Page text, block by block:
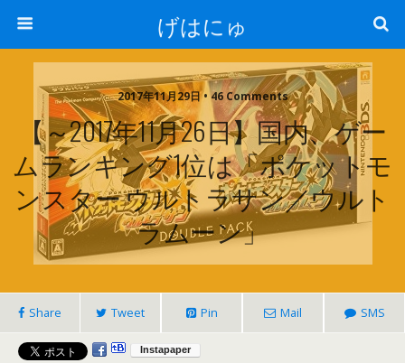
げはにゅ
2017年11月29日 • 46 Comments
【～2017年11月26日】国内、ゲー
ムランキング1位は「ポケットモ
ンスター ウルトラサン／ウルト
ラムーン」
Share Tweet Pin Mail SMS